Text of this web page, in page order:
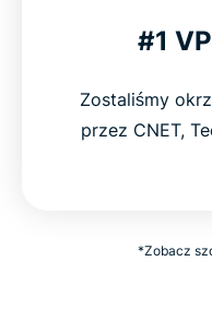
#1
Zostaliśmy
przez CNET,
*Zobacz